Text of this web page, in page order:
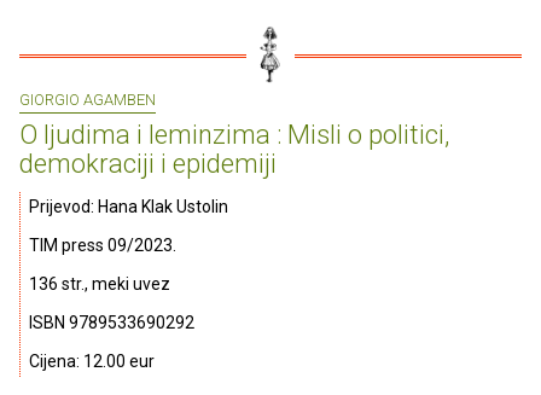
GIORGIO AGAMBEN
O ljudima i leminzima : Misli o politici,
demokraciji i epidemiji
Prijevod: Hana Klak Ustolin
TIM press 09/2023.
136 str., meki uvez
ISBN 9789533690292
Cijena: 12.00 eur